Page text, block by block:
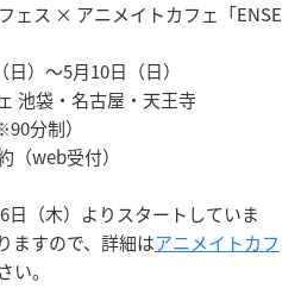
ェス × アニメイトカフェ「ENSE
）〜5月10日（日）
池袋・名古屋・天王寺
分制）
（web受付）
日（木）よりスタートしていま
ますので、詳細はアニメイトカフ
い。